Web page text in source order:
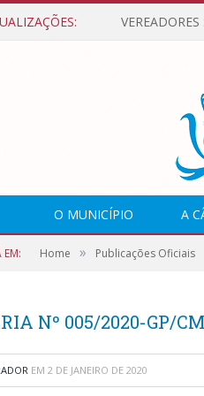
O MUNICÍPIO A
EM: Home » Publicações Oficiais
Nº 005/2020-GP/
EM 2 DE JANEIRO DE 2020